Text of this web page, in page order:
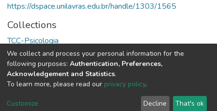
https://dspace.unilavras.edu.br/handle/1303/1565
Collections
TCC-Psicologia
Full item page
Cookie
End User
Send
We collect and process your personal information for the
following purposes: Authentication, Preferences,
Acknowledgement and Statistics.
To learn more, please read our privacy policy.
Customize Decline That's ok